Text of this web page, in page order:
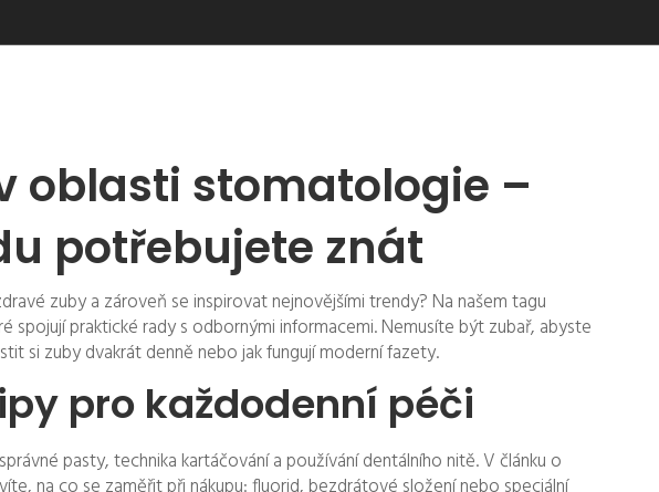
oblasti stomatologie –
potřebujete znát
zuby a zároveň se inspirovat nejnovějšími trendy? Na našem tagu
spojují praktické rady s odbornými informacemi. Nemusíte být zubař, abyste
si zuby dvakrát denně nebo jak fungují moderní fazety.
pro každodenní péči
pasty, technika kartáčování a používání dentálního nitě. V článku o